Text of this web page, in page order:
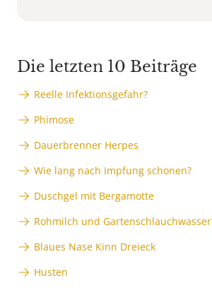
Die letzten 10 Beiträge
Reelle Infektionsgefahr?
Phimose
Dauerbrenner Herpes
Wie lang nach Impfung schonen?
Duschgel mit Bergamotte
Rohmilch und Gartenschlauchwasser
Blaues Nase Kinn Dreieck
Husten